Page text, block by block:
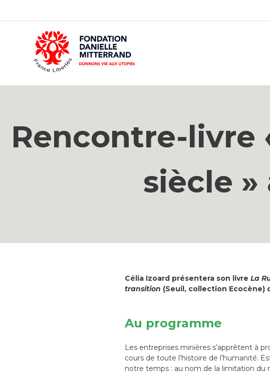
CONTENT
Rencontre-livre
siècle »
Célia Izoard présentera son livre La
transition (Seuil, collection Ecocène)
Au programme
Les entreprises minières s’apprêtent à
cours de toute l’histoire de l’humanité.
notre temps : au nom de la limitation du